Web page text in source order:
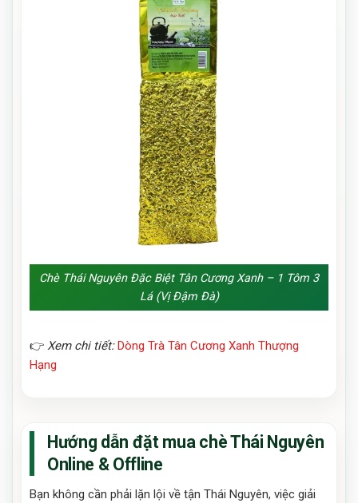
Chè Thái Nguyên Đặc Biệt Tân Cương Xanh – 1 Tôm 3
Lá (Vị Đậm Đà)
👉 Xem chi tiết: Dòng Trà Tân Cương Xanh Thượng
Hạng
Hướng dẫn đặt mua chè Thái Nguyên
Online & Offline
Bạn không cần phải lặn lội về tận Thái Nguyên, việc giải